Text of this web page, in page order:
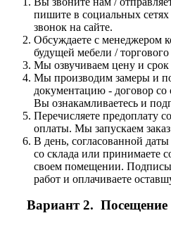
пишите в социальных
звонок на сайте.
Обсуждаете с менеджером
будущей мебели /
Мы озвучиваем цену и срок
Мы производим замеры и
документацию - договор
Вы ознакамливаетесь и
Перечисляете предоплату
оплаты. Мы запускаем
В день, согласованной даты
со склада или принимаете
своем помещении.
работ и оплачиваете
Вариант 2. Посещение